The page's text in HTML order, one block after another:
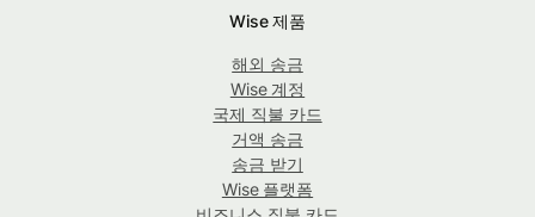
Wise 제품
해외 송금
Wise 계정
국제 직불 카드
거액 송금
송금 받기
Wise 플랫폼